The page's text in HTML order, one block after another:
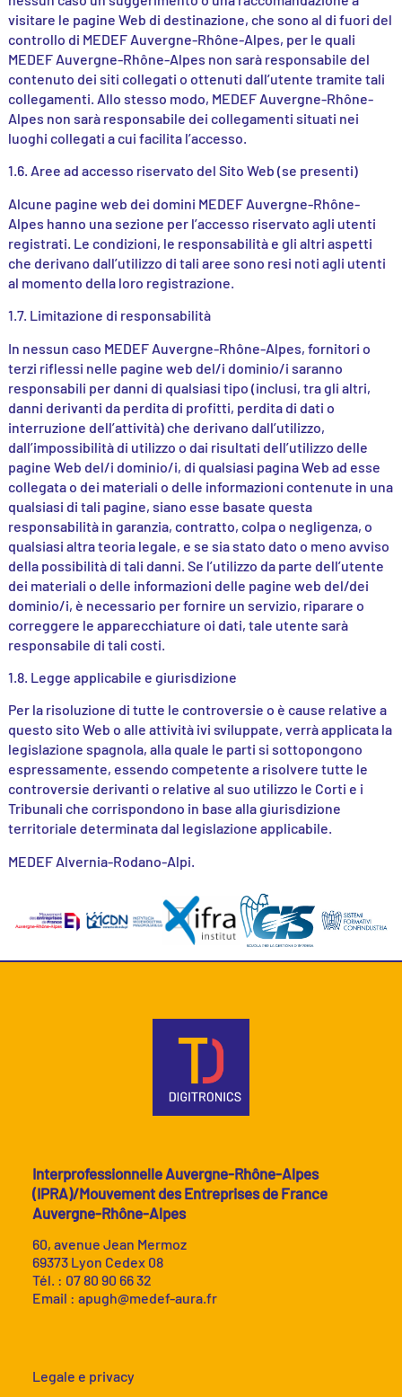
visitare le pagine Web di destinazione, che sono al di fuori del
controllo di MEDEF Auvergne-Rhône-Alpes, per le quali
MEDEF Auvergne-Rhône-Alpes non sarà responsabile del
contenuto dei siti collegati o ottenuti dall’utente tramite tali
collegamenti. Allo stesso modo, MEDEF Auvergne-Rhône-
Alpes non sarà responsabile dei collegamenti situati nei
luoghi collegati a cui facilita l’accesso.
1.6. Aree ad accesso riservato del Sito Web (se presenti)
Alcune pagine web dei domini MEDEF Auvergne-Rhône-
Alpes hanno una sezione per l’accesso riservato agli utenti
registrati. Le condizioni, le responsabilità e gli altri aspetti
che derivano dall’utilizzo di tali aree sono resi noti agli utenti
al momento della loro registrazione.
1.7. Limitazione di responsabilità
In nessun caso MEDEF Auvergne-Rhône-Alpes, fornitori o
terzi riflessi nelle pagine web del/i dominio/i saranno
responsabili per danni di qualsiasi tipo (inclusi, tra gli altri,
danni derivanti da perdita di profitti, perdita di dati o
interruzione dell’attività) che derivano dall’utilizzo,
dall’impossibilità di utilizzo o dai risultati dell’utilizzo delle
pagine Web del/i dominio/i, di qualsiasi pagina Web ad esse
collegata o dei materiali o delle informazioni contenute in una
qualsiasi di tali pagine, siano esse basate questa
responsabilità in garanzia, contratto, colpa o negligenza, o
qualsiasi altra teoria legale, e se sia stato dato o meno avviso
della possibilità di tali danni. Se l’utilizzo da parte dell’utente
dei materiali o delle informazioni delle pagine web del/dei
dominio/i, è necessario per fornire un servizio, riparare o
correggere le apparecchiature oi dati, tale utente sarà
responsabile di tali costi.
1.8. Legge applicabile e giurisdizione
Per la risoluzione di tutte le controversie o è cause relative a
questo sito Web o alle attività ivi sviluppate, verrà applicata la
legislazione spagnola, alla quale le parti si sottopongono
espressamente, essendo competente a risolvere tutte le
controversie derivanti o relative al suo utilizzo le Corti e i
Tribunali che corrispondono in base alla giurisdizione
territoriale determinata dal legislazione applicabile.
MEDEF Alvernia-Rodano-Alpi.
Interprofessionnelle Auvergne-Rhône-Alpes
(IPRA)/Mouvement des Entreprises de France
Auvergne-Rhône-Alpes
60, avenue Jean Mermoz
69373 Lyon Cedex 08
Tél. : 07 80 90 66 32
Email : apugh@medef-aura.fr
Legale e privacy